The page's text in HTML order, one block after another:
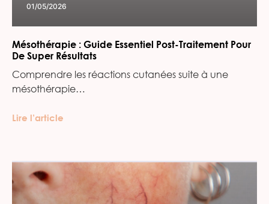
01/05/2026
Mésothérapie : Guide Essentiel Post-Traitement Pour
De Super Résultats
Comprendre les réactions cutanées suite à une
mésothérapie…
Lire l’article